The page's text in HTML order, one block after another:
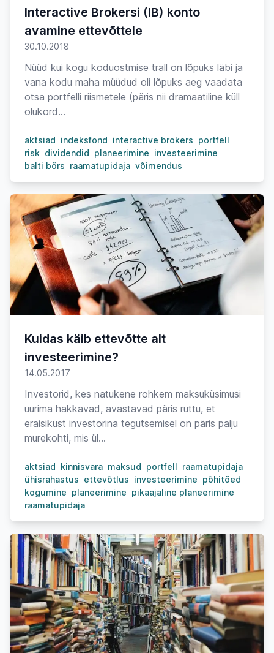
Interactive Brokersi (IB) konto
avamine ettevõttele
30.10.2018
Nüüd kui kogu koduostmise trall on lõpuks läbi ja
vana kodu maha müüdud oli lõpuks aeg vaadata
otsa portfelli riismetele (päris nii dramaatiline küll
olukord...
aktsiad indeksfond interactive brokers portfell
risk dividendid planeerimine investeerimine
balti börs raamatupidaja võimendus
Kuidas käib ettevõtte alt
investeerimine?
14.05.2017
Investorid, kes natukene rohkem maksuküsimusi
uurima hakkavad, avastavad päris ruttu, et
eraisikust investorina tegutsemisel on päris palju
murekohti, mis ül...
aktsiad kinnisvara maksud portfell raamatupidaja
ühisrahastus ettevõtlus investeerimine põhitõed
kogumine planeerimine pikaajaline planeerimine
raamatupidaja